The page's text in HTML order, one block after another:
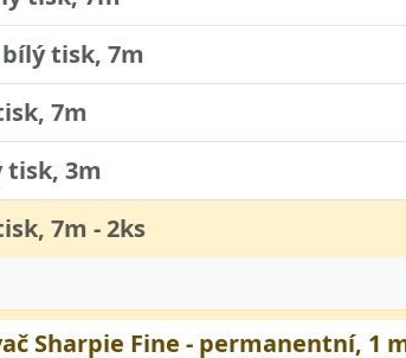
tisk, 7m
7m
tisk, 3m
7m - 2ks
Sharpie Fine - permanentní, 1